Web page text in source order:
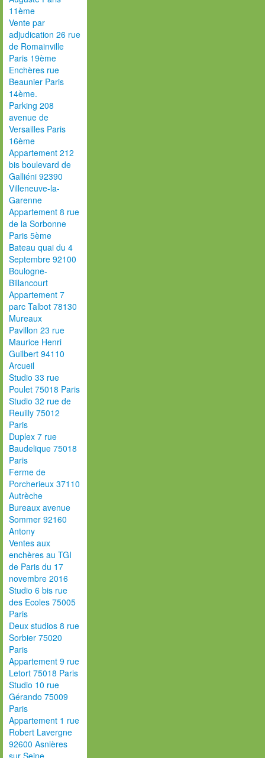
11ème
Vente par
adjudication 26 rue
de Romainville
Paris 19ème
Enchères rue
Beaunier Paris
14ème.
Parking 208
avenue de
Versailles Paris
16ème
Appartement 212
bis boulevard de
Galliéni 92390
Villeneuve-la-
Garenne
Appartement 8 rue
de la Sorbonne
Paris 5ème
Bateau quai du 4
Septembre 92100
Boulogne-
Billancourt
Appartement 7
parc Talbot 78130
Mureaux
Pavillon 23 rue
Maurice Henri
Guilbert 94110
Arcueil
Studio 33 rue
Poulet 75018 Paris
Studio 32 rue de
Reuilly 75012
Paris
Duplex 7 rue
Baudelique 75018
Paris
Ferme de
Porcherieux 37110
Autrèche
Bureaux avenue
Sommer 92160
Antony
Ventes aux
enchères au TGI
de Paris du 17
novembre 2016
Studio 6 bis rue
des Ecoles 75005
Paris
Deux studios 8 rue
Sorbier 75020
Paris
Appartement 9 rue
Letort 75018 Paris
Studio 10 rue
Gérando 75009
Paris
Appartement 1 rue
Robert Lavergne
92600 Asnières
sur Seine